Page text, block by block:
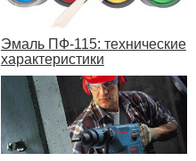
Эмаль ПФ-115: технические
характеристики